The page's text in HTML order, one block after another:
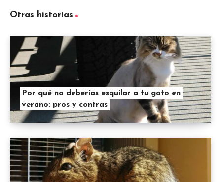
Otras historias
Por qué no deberías esquilar a tu gato en
verano: pros y contras